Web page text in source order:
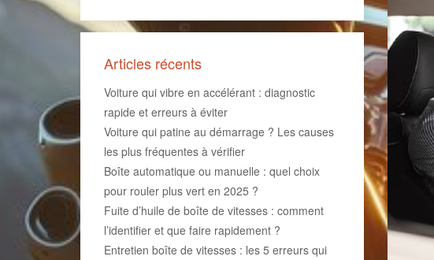
Articles récents
Voiture qui vibre en accélérant : diagnostic
rapide et erreurs à éviter
Voiture qui patine au démarrage ? Les causes
les plus fréquentes à vérifier
Boîte automatique ou manuelle : quel choix
pour rouler plus vert en 2025 ?
Fuite d’huile de boîte de vitesses : comment
l’identifier et que faire rapidement ?
Entretien boîte de vitesses : les 5 erreurs qui